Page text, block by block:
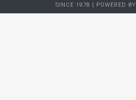
SINCE 1978 | POWERED BY